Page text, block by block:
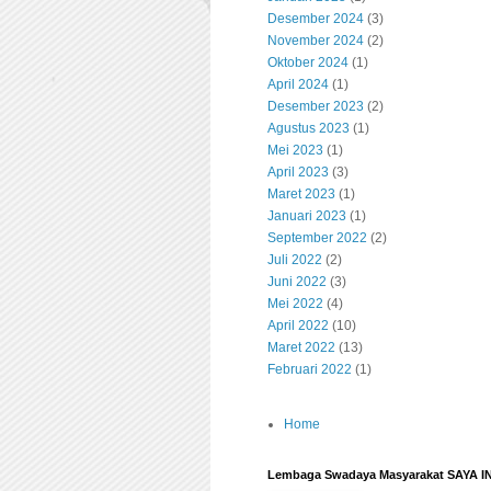
Desember 2024 (3)
November 2024 (2)
Oktober 2024 (1)
April 2024 (1)
Desember 2023 (2)
Agustus 2023 (1)
Mei 2023 (1)
April 2023 (3)
Maret 2023 (1)
Januari 2023 (1)
September 2022 (2)
Juli 2022 (2)
Juni 2022 (3)
Mei 2022 (4)
April 2022 (10)
Maret 2022 (13)
Februari 2022 (1)
Home
Lembaga Swadaya Masyarakat SAYA